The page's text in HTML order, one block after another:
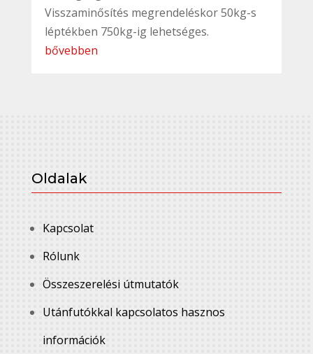
Visszaminősítés megrendeléskor 50kg-s
léptékben 750kg-ig lehetséges.
bővebben
Oldalak
Kapcsolat
Rólunk
Összeszerelési útmutatók
Utánfutókkal kapcsolatos hasznos
információk